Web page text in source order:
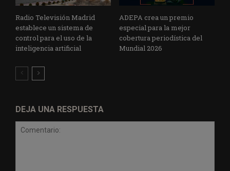
Radio Televisión Madrid
establece un sistema de
control para el uso de la
inteligencia artificial
ADEPA crea un premio
especial para la mejor
cobertura periodística del
Mundial 2026
DEJA UNA RESPUESTA